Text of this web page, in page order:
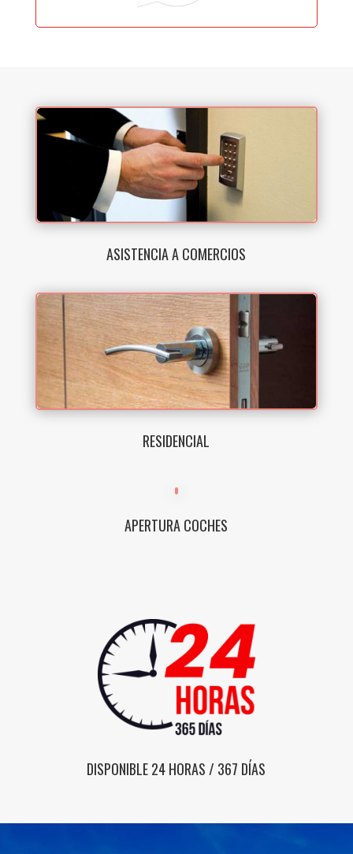
ASISTENCIA A COMERCIOS
RESIDENCIAL
APERTURA COCHES
DISPONIBLE 24 HORAS / 367 DÍAS